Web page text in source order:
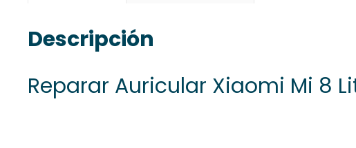
Descripción
Reparar Auricular Xiaomi Mi 8